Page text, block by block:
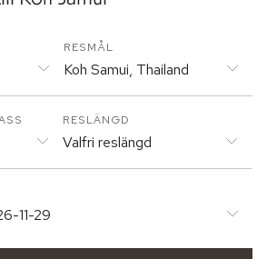
RESMÅL
Koh Samui, Thailand
RESLÄNGD
Valfri reslängd
11-29